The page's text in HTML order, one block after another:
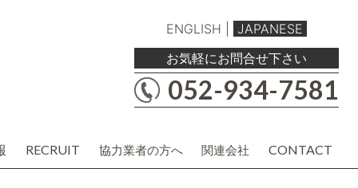
ENGLISH
JAPANESE
お気軽にお問合せ下さい
052-934-7581
RECRUIT 協力業者の方へ 関連会社 CONTACT